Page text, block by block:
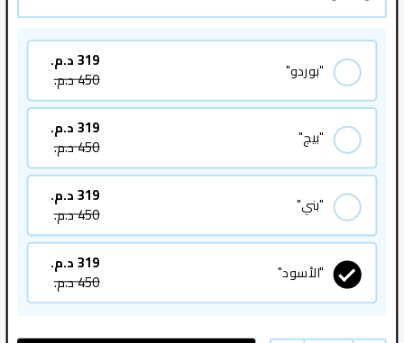
"بوردو" 319د.م.
450د.م.
"بيج" 319د.م.
450د.م.
"بني" 319د.م.
450د.م.
"الأسود" 319د.م.
450د.م.